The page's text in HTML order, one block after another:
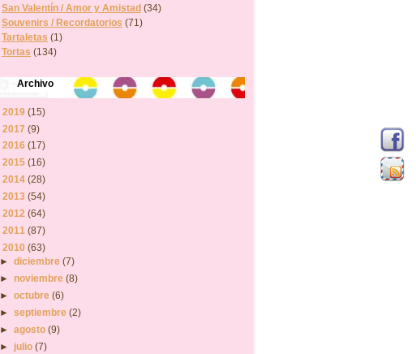
San Valentín / Amor y Amistad (34)
Souvenirs / Recordatorios (71)
Tartaletas (1)
Tortas (134)
Archivo
2019 (15)
2017 (9)
2016 (17)
2015 (16)
2014 (28)
2013 (54)
2012 (64)
2011 (87)
2010 (63)
►diciembre(7)
►noviembre(8)
►octubre(6)
►septiembre(2)
►agosto(9)
► julio(7)